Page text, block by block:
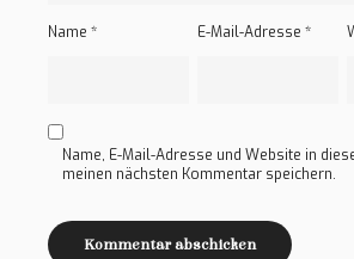
Name * E-Mail-Adresse*
Name, E-Mail-Adresse und Website in
meinen nächsten Kommentar speichern.